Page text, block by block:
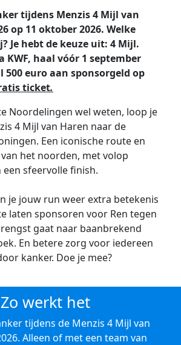
tijdens Menzis 4 Mijl van
op 11 oktober 2026. Welke
Je hebt de keuze uit: 4 Mijl.
KWF, haal vóór 1 september
500 euro aan sponsorgeld op
ticket.
Noordelingen wel weten, loop je
4 Mijl van Haren naar de
Een iconische route en
het noorden, met volop
een sfeervolle finish.
je jouw run weer extra betekenis
laten sponsoren voor Ren tegen
gaat naar baanbrekend
En betere zorg voor iedereen
kanker. Doe je mee?
Zo werkt het
tijdens de Menzis 4 Mijl van
Alleen of met een team van